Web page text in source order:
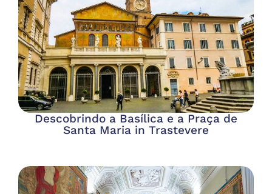
Descobrindo a Basílica e a Praça de
Santa Maria in Trastevere